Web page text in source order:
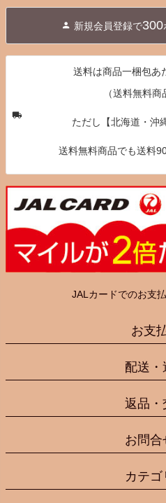
新規会員登録で300
送料は商品一梱包あ
（送料無料商
ただし【北海道・沖
送料無料商品でも送料
JALカードでのお支
お支
配送・
返品・
お問合
カテゴ